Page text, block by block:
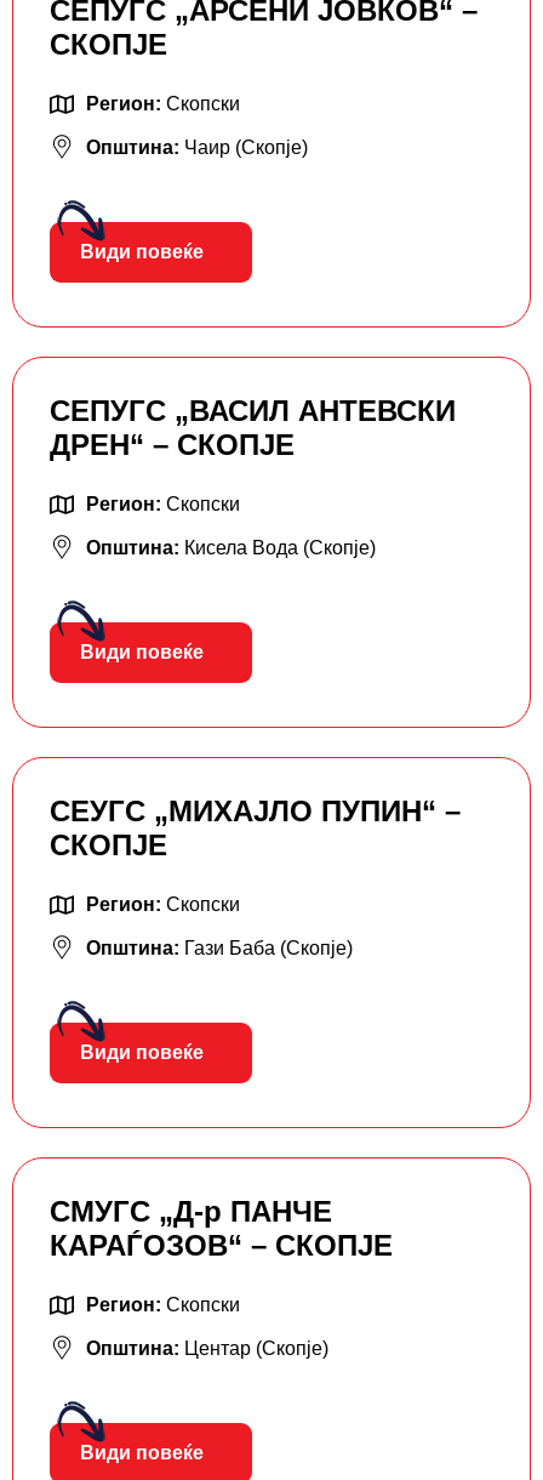
СЕПУГС „АРСЕНИ ЈОВКОВ“ –
СКОПЈЕ
Регион: Скопски
Општина: Чаир (Скопје)
Види повеќе
СЕПУГС „ВАСИЛ АНТЕВСКИ
ДРЕН“ – СКОПЈЕ
Регион: Скопски
Општина: Кисела Вода (Скопје)
Види повеќе
СЕУГС „МИХАЈЛО ПУПИН“ –
СКОПЈЕ
Регион: Скопски
Општина: Гази Баба (Скопје)
Види повеќе
СМУГС „Д-р ПАНЧЕ
КАРАЃОЗОВ“ – СКОПЈЕ
Регион: Скопски
Општина: Центар (Скопје)
Види повеќе